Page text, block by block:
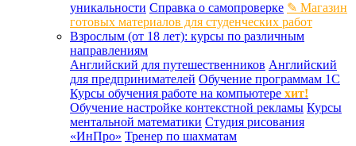
уникальности Справка о самопроверке ✎ Магазин
готовых материалов для студенческих работ
Взрослым (от 18 лет): курсы по различным
направлениям
Английский для путешественников Английский
для предпринимателей Обучение программам 1С
Курсы обучения работе на компьютере хит!
Обучение настройке контекстной рекламы Курсы
ментальной математики Студия рисования
«ИнПро» Тренер по шахматам